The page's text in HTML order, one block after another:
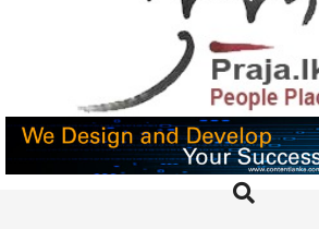
PRAJA.LK
Search